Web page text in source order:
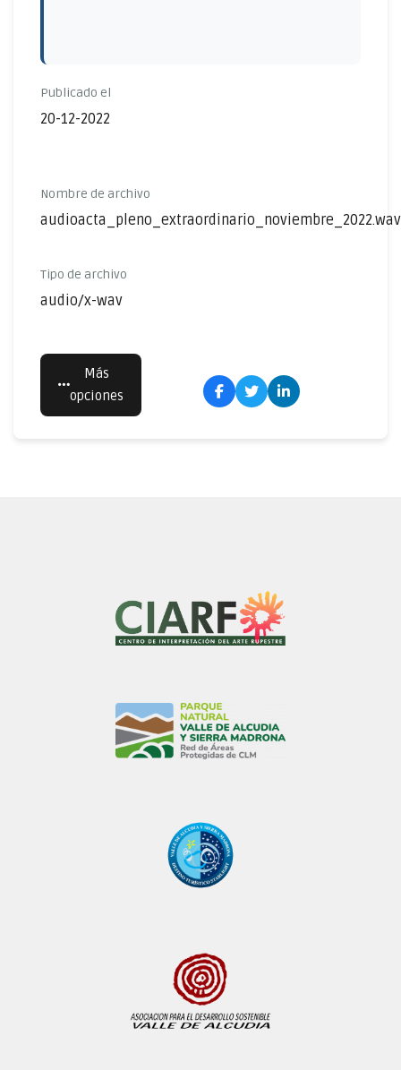
Publicado el
20-12-2022
Nombre de archivo
audioacta_pleno_extraordinario_noviembre_2022.wav
Tipo de archivo
audio/x-wav
Más
opciones